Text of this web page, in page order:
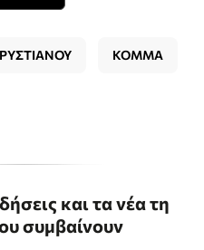
ΚΟΜΜΑ
και τα νέα τη
συμβαίνουν